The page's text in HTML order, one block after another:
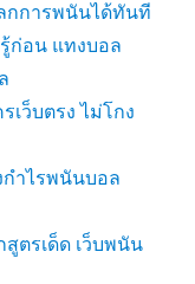
กการพนันได้ทันที
ก่อน แทงบอล
เว็บตรง ไม่โกง
กำไรพนันบอล
สูตรเด็ด เว็บพนัน